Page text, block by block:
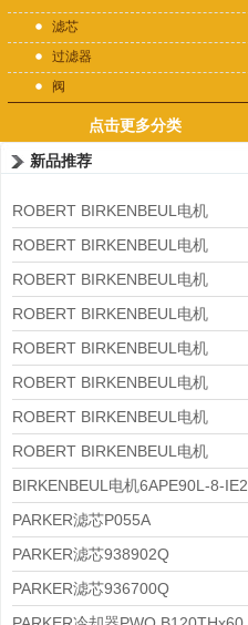
滤芯
过滤器
阀
点击更多分类
新品推荐
ROBERT BIRKENBEUL电机
8APE225M-4-IE3
ROBERT BIRKENBEUL电机
8APE180L-4 IE3
ROBERT BIRKENBEUL电机
8APE160M-6 IE3
ROBERT BIRKENBEUL电机
8APE160L-4-IE3
ROBERT BIRKENBEUL电机
8APE112M-6K-IE3
ROBERT BIRKENBEUL电机
8APE100L-2 IE3
ROBERT BIRKENBEUL电机
8APE90S-4 IE3
ROBERT BIRKENBEUL电机
8APE80M-2K-IE3
BIRKENBEUL电机6APE90L-8-IE2
PARKER滤芯P055A
PARKER滤芯938902Q
PARKER滤芯936700Q